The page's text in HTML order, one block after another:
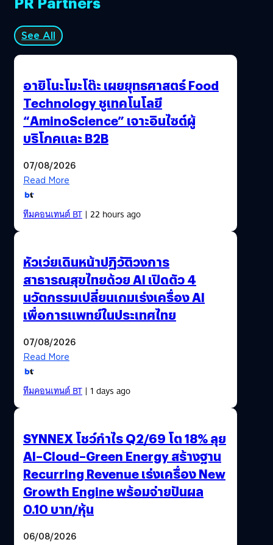
See All
อายิโนะโมะโต๊ะ เผยยุทธศาสตร์ Food
Technology ชูเทคโนโลยี
“AminoScience” เจาะอินไซต์ผู้
บริโภคและ B2B
07/08/2026
Read More
ทีมคอนเทนต์ BT| 22 hours ago
หัวเว่ยเดินหน้าปฏิวัติวงการ
สาธารณสุขไทยด้วย AI เปิดตัว 4
นวัตกรรมเปลี่ยนเกมเร่งเครื่อง AI
เพื่อการแพทย์ในประเทศไทย
07/08/2026
Read More
ทีมคอนเทนต์ BT| 1 days ago
SYNNEX โชว์กำไร Q2/69 โต 18% ลุย
AI–Cloud–Green Energy สร้างฐาน
Recurring Revenue เร่งเครื่อง New
Growth Engine พร้อมจ่ายปันผล
0.10 บาท/หุ้น
06/08/2026